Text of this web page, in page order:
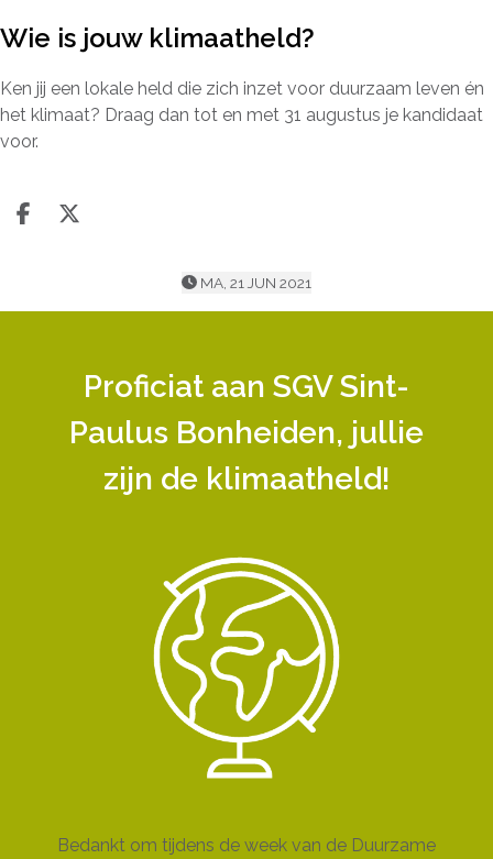
Wie is jouw klimaatheld?
Ken jij een lokale held die zich inzet voor duurzaam leven én
het klimaat? Draag dan tot en met 31 augustus je kandidaat
voor.
Deel op facebook
Deel op X
MA, 21 JUN 2021
Proficiat aan SGV Sint-
Paulus Bonheiden, jullie
zijn de klimaatheld!
Bedankt om tijdens de week van de Duurzame